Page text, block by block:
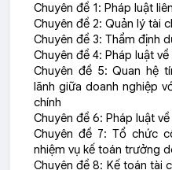
Chuyên đề 1: Pháp luật
Chuyên đề 2: Quản lý tài
Chuyên đề 3: Thẩm định
Chuyên đề 4: Pháp luật về
Chuyên đề 5: Quan hệ
lãnh giữa doanh nghiệp
chính
Chuyên đề 6: Pháp luật
Chuyên đề 7: Tổ chức
nhiệm vụ kế toán trưởng
Chuyên đề 8: Kế toán tài